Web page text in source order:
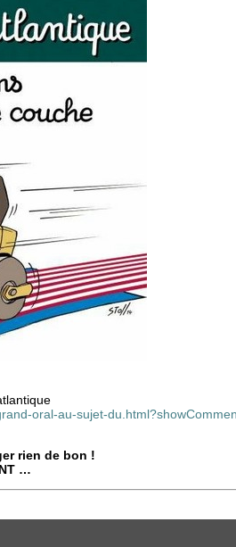
oral-au-sujet-
rien de bon !
…